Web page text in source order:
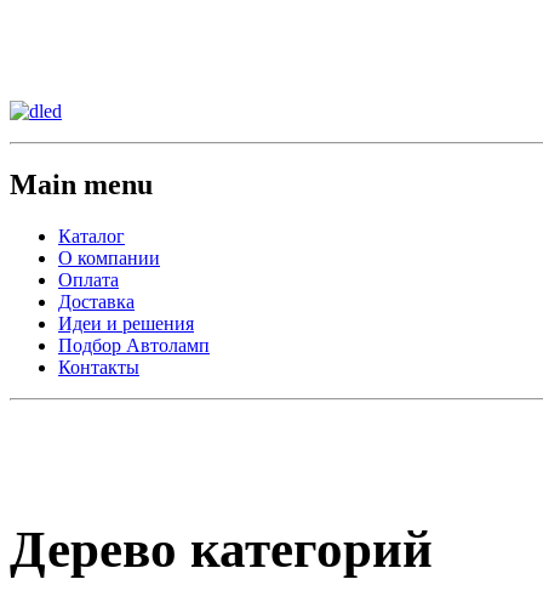
Main menu
Каталог
О компании
Оплата
Доставка
Идеи и решения
Подбор Автоламп
Контакты
Дерево категорий